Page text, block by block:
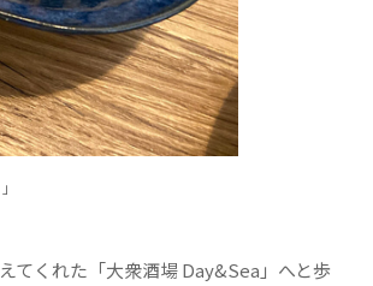
てくれた「大衆酒場 Day&Sea」へと歩